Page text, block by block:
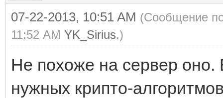
07-22-2013, 10:51 AM (Сообщение
11:52 AM YK_Sirius.)
Не похоже на сервер
нужных крипто-